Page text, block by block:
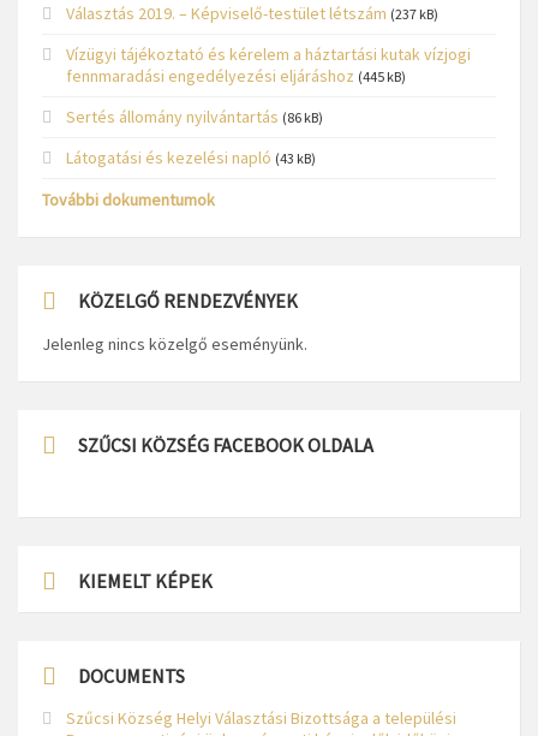
Választás 2019. – Képviselő-testület létszám (237 kB)
Vízügyi tájékoztató és kérelem a háztartási kutak vízjogi
fennmaradási engedélyezési eljáráshoz (445 kB)
Sertés állomány nyilvántartás (86 kB)
Látogatási és kezelési napló (43 kB)
További dokumentumok
KÖZELGŐ RENDEZVÉNYEK
Jelenleg nincs közelgő eseményünk.
SZŰCSI KÖZSÉG FACEBOOK OLDALA
KIEMELT KÉPEK
DOCUMENTS
Szűcsi Község Helyi Választási Bizottsága a települési